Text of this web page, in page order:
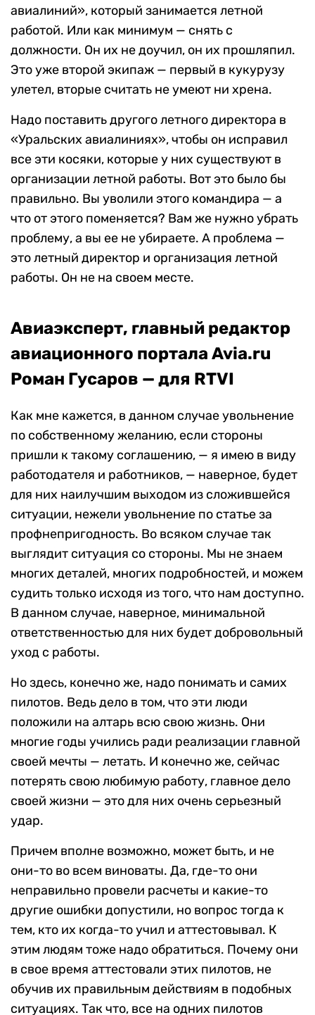
авиалиний», который занимается летной
работой. Или как минимум — снять с
должности. Он их не доучил, он их прошляпил.
Это уже второй экипаж — первый в кукурузу
улетел, вторые считать не умеют ни хрена.
Надо поставить другого летного директора в
«Уральских авиалиниях», чтобы он исправил
все эти косяки, которые у них существуют в
организации летной работы. Вот это было бы
правильно. Вы уволили этого командира — а
что от этого поменяется? Вам же нужно убрать
проблему, а вы ее не убираете. А проблема —
это летный директор и организация летной
работы. Он не на своем месте.
Авиаэксперт, главный редактор
авиационного портала Avia.ru
Роман Гусаров — для RTVI
Как мне кажется, в данном случае увольнение
по собственному желанию, если стороны
пришли к такому соглашению, — я имею в виду
работодателя и работников, — наверное, будет
для них наилучшим выходом из сложившейся
ситуации, нежели увольнение по статье за
профнепригодность. Во всяком случае так
выглядит ситуация со стороны. Мы не знаем
многих деталей, многих подробностей, и можем
судить только исходя из того, что нам доступно.
В данном случае, наверное, минимальной
ответственностью для них будет добровольный
уход с работы.
Но здесь, конечно же, надо понимать и самих
пилотов. Ведь дело в том, что эти люди
положили на алтарь всю свою жизнь. Они
многие годы учились ради реализации главной
своей мечты — летать. И конечно же, сейчас
потерять свою любимую работу, главное дело
своей жизни — это для них очень серьезный
удар.
Причем вполне возможно, может быть, и не
они-то во всем виноваты. Да, где-то они
неправильно провели расчеты и какие-то
другие ошибки допустили, но вопрос тогда к
тем, кто их когда-то учил и аттестовывал. К
этим людям тоже надо обратиться. Почему они
в свое время аттестовали этих пилотов, не
обучив их правильным действиям в подобных
ситуациях. Так что, все на одних пилотов